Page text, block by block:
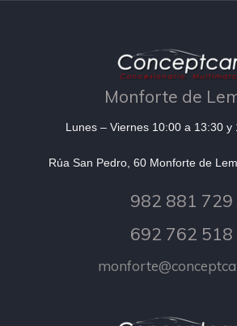
Monforte de
Lunes – Viernes 10:00 a 13:30 y
Rúa San Pedro, 60 Monforte de
982 881 729
692 762 518